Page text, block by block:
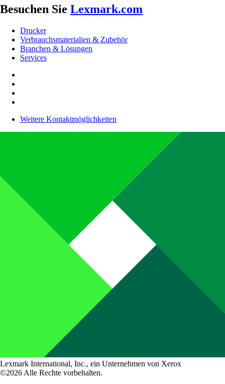
Besuchen Sie Lexmark.com
Drucker
Verbrauchsmaterialien & Zubehör
Branchen & Lösungen
Services
Weitere Kontaktmöglichkeiten
Lexmark International, Inc., ein Unternehmen von Xerox
©2026 Alle Rechte vorbehalten.